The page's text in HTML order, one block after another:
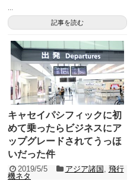
記事を読む
キャセイパシフィックに初
めて乗ったらビジネスにア
ップグレードされてうっほ
いだった件
2019/5/5 アジア諸国
飛行
機ネタ